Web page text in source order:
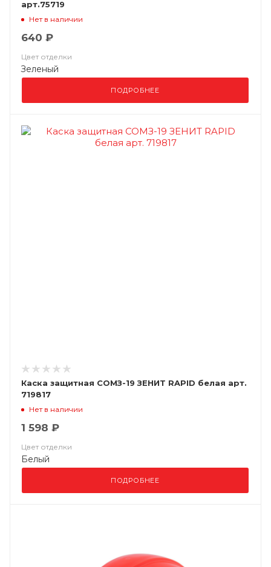
арт.75719
Нет в наличии
640 ₽
Цвет отделки
Зеленый
ПОДРОБНЕЕ
Каска защитная СОМЗ-19 ЗЕНИТ RAPID белая арт.
719817
Нет в наличии
1 598 ₽
Цвет отделки
Белый
ПОДРОБНЕЕ